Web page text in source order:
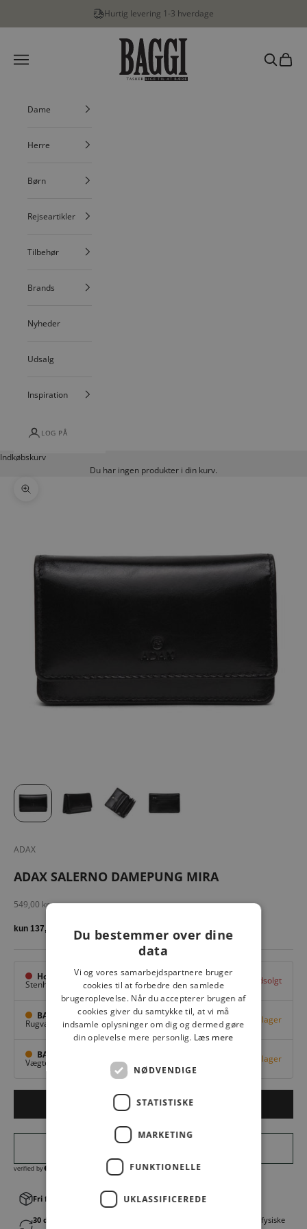
Hurtig levering 1-3 hverdage
BAGGI
Menu
Søg
Dame
Herre
Børn
Rejseartikler
Tilbehør
Brands
Nyheder
Udsalg
Inspiration
LOG PÅ
Indkøbskurv
Du har ingen produkter i din kurv.
Zoom
ADAX
ADAX SALERNO DAMEPUNG MIRA
Salgspris
549,00 kr
Hovedlager
Stenhuggervej 10, Odense M Udsolgt
BAGGI Tarup Center
Rugvang 36,Odense NV Få på lager
BAGGI Nyborg
Vægtergade 1, Nyborg Få på lager
LÆG I KURV
Fri fragt v. køb over 499,00 kr.│Levering 1-3 hverdage
30 dages fortrydelsesret
│Byt eller returner gratis i en af vores fysiske
Du bestemmer over dine
data
Vi og vores samarbejdspartnere bruger
cookies til at forbedre den samlede
brugeroplevelse. Når du accepterer brugen af
cookies giver du samtykke til, at vi må
indsamle oplysninger om dig og dermed gøre
din oplevelse mere personlig. Læs mere
NØDVENDIGE
STATISTISKE
MARKETING
FUNKTIONELLE
UKLASSIFICEREDE